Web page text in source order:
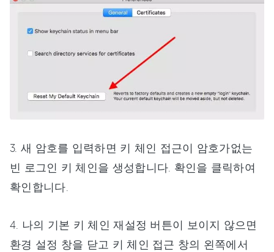
3. 새 암호를 입력하면 키 체인 접근이 암호가없는
빈 로그인 키 체인을 생성합니다. 확인을 클릭하여
확인합니다.
4. 나의 기본 키 체인 재설정 버튼이 보이지 않으면
환경 설정 창을 닫고 키 체인 접근 창의 왼쪽에서